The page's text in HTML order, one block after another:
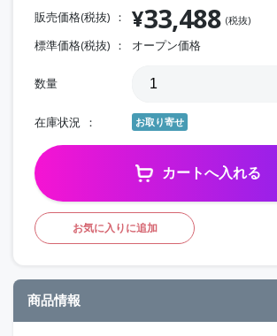
販売価格(税抜) ¥33,488 (税抜)
標準価格(税抜) オープン価格
数量
在庫状況 お取り寄せ
カートへ入れる
お気に入りに追加
商品情報